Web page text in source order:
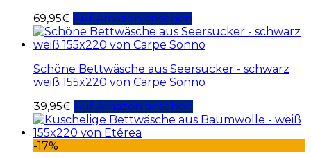
69,95€ Auf Amazon ansehen
Schöne Bettwäsche aus Seersucker - schwarz
weiß 155x220 von Carpe Sonno
39,95€ Auf Amazon ansehen
-17%